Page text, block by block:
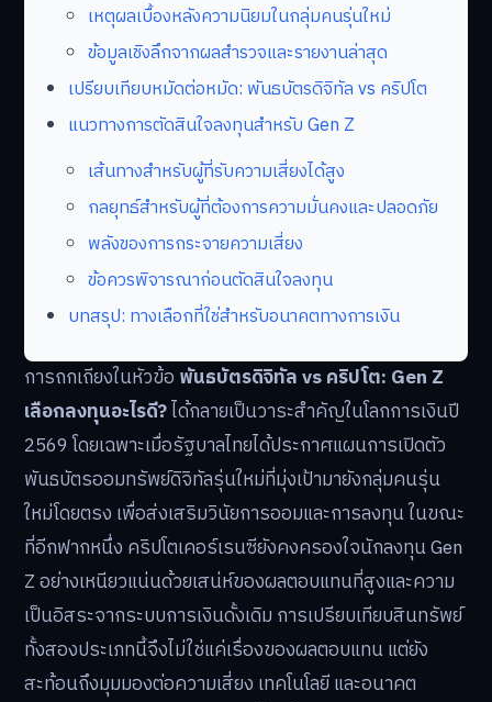
เหตุผลเบื้องหลังความนิยมในกลุ่มคนรุ่นใหม่
ข้อมูลเชิงลึกจากผลสำรวจและรายงานล่าสุด
เปรียบเทียบหมัดต่อหมัด: พันธบัตรดิจิทัล vs คริปโต
แนวทางการตัดสินใจลงทุนสำหรับ Gen Z
เส้นทางสำหรับผู้ที่รับความเสี่ยงได้สูง
กลยุทธ์สำหรับผู้ที่ต้องการความมั่นคงและปลอดภัย
พลังของการกระจายความเสี่ยง
ข้อควรพิจารณาก่อนตัดสินใจลงทุน
บทสรุป: ทางเลือกที่ใช่สำหรับอนาคตทางการเงิน
การถกเถียงในหัวข้อ พันธบัตรดิจิทัล vs คริปโต: Gen Z
เลือกลงทุนอะไรดี?ได้กลายเป็นวาระสำคัญในโลกการเงินปี
2569 โดยเฉพาะเมื่อรัฐบาลไทยได้ประกาศแผนการเปิดตัว
พันธบัตรออมทรัพย์ดิจิทัลรุ่นใหม่ที่มุ่งเป้ามายังกลุ่มคนรุ่น
ใหม่โดยตรง เพื่อส่งเสริมวินัยการออมและการลงทุน ในขณะ
ที่อีกฟากหนึ่ง คริปโตเคอร์เรนซียังคงครองใจนักลงทุน Gen
Z อย่างเหนียวแน่นด้วยเสน่ห์ของผลตอบแทนที่สูงและความ
เป็นอิสระจากระบบการเงินดั้งเดิม การเปรียบเทียบสินทรัพย์
ทั้งสองประเภทนี้จึงไม่ใช่แค่เรื่องของผลตอบแทน แต่ยัง
สะท้อนถึงมุมมองต่อความเสี่ยง เทคโนโลยี และอนาคต